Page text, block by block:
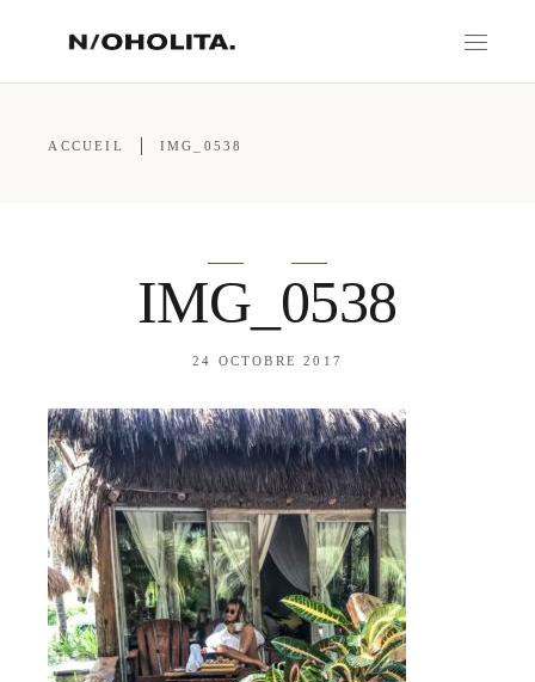
ACCUEIL IMG_0538
IMG_0538
24 OCTOBRE 2017